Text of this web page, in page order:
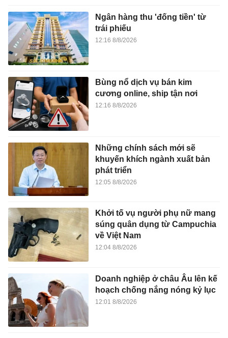
Ngân hàng thu 'đống tiền' từ
trái phiếu
12:16 8/8/2026
Bùng nổ dịch vụ bán kim
cương online, ship tận nơi
12:16 8/8/2026
Những chính sách mới sẽ
khuyến khích ngành xuất bản
phát triển
12:05 8/8/2026
Khởi tố vụ người phụ nữ mang
súng quân dụng từ Campuchia
về Việt Nam
12:04 8/8/2026
Doanh nghiệp ở châu Âu lên kế
hoạch chống nắng nóng kỷ lục
12:01 8/8/2026